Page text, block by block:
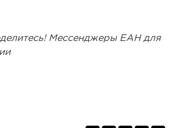
Мессенджеры ЕАН для